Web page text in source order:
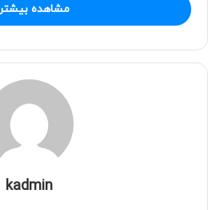
مشاهده بیشتر
kadmin